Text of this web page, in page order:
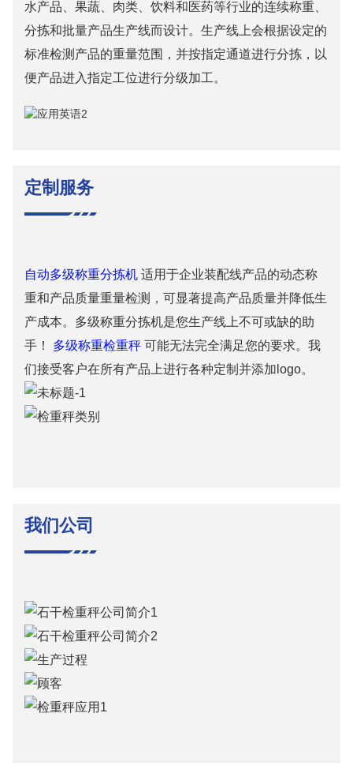
水产品、果蔬、肉类、饮料和医药等行业的连续称重、
分拣和批量产品生产线而设计。生产线上会根据设定的
标准检测产品的重量范围，并按指定通道进行分拣，以
便产品进入指定工位进行分级加工。
定制服务
自动多级称重分拣机适用于企业装配线产品的动态称
重和产品质量重量检测，可显著提高产品质量并降低生
产成本。多级称重分拣机是您生产线上不可或缺的助
手！ 多级称重检重秤可能无法完全满足您的要求。我
们接受客户在所有产品上进行各种定制并添加logo。
我们公司